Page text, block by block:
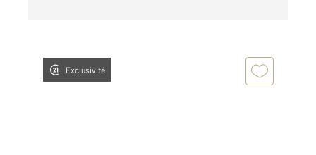
Exclusivité